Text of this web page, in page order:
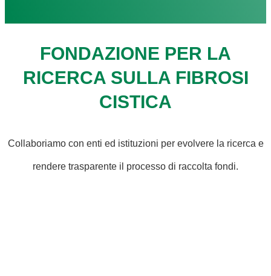
FONDAZIONE PER LA
RICERCA SULLA FIBROSI
CISTICA
Collaboriamo con enti ed istituzioni per evolvere la ricerca e
rendere trasparente il processo di raccolta fondi.